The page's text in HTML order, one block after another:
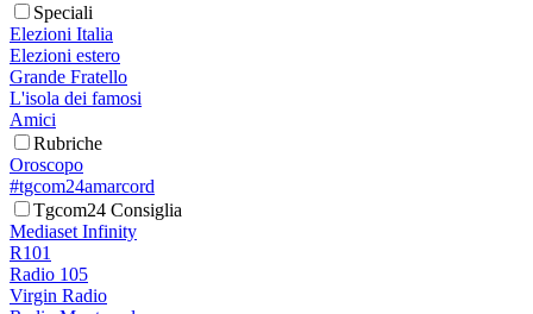
Speciali
Elezioni Italia
Elezioni estero
Grande Fratello
L'isola dei famosi
Amici
Rubriche
Oroscopo
#tgcom24amarcord
Tgcom24 Consiglia
Mediaset Infinity
R101
Radio 105
Virgin Radio